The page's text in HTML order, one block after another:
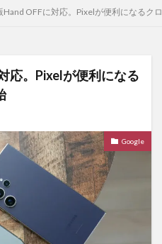
OFFに対応。Pixelが便利になるク
応。Pixelが便利になる
Google